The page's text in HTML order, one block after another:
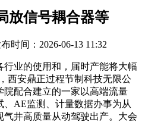
放信号耦合器等
时间：2026-06-13 11:32
业的使用和，届时产能将大幅
西安鼎正过程节制科技无限公
配合建立的一家以高端流量
AE监测、计量数据办事为从
井高质量从动驾驶出产。大会